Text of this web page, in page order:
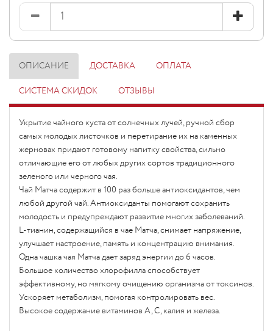
ОПИСАНИЕ ДОСТАВКА ОПЛАТА
СИСТЕМА СКИДОК ОТЗЫВЫ
Укрытие чайного куста от солнечных лучей, ручной сбор
самых молодых листочков и перетирание их на каменных
жерновах придают готовому напитку свойства, сильно
отличающие его от любых других сортов традиционного
зеленого или черного чая.
Чай Матча содержит в 100 раз больше антиоксидантов, чем
любой другой чай. Антиоксиданты помогают сохранить
молодость и предупреждают развитие многих заболеваний.
L-тианин, содержащийся в чае Матча, снимает напряжение,
улучшает настроение, память и концентрацию внимания.
Одна чашка чая Матча дает заряд энергии до 6 часов.
Большое количество хлорофилла способствует
эффективному, но мягкому очищению организма от токсинов.
Ускоряет метаболизм, помогая контролировать вес.
Высокое содержание витаминов А, С, калия и железа.